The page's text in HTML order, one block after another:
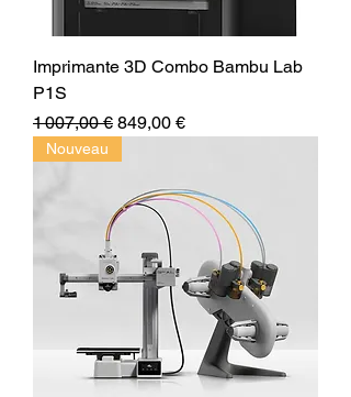
Imprimante 3D Combo Bambu Lab
P1S
Prix original
1 007,00 € Prix promotionnel
849,00 €
Nouveau